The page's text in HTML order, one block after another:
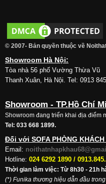
© 2007- Bản quyền thuộc về
Showroom Hà Nội:
Tòa nhà 56 phố Vường Thừa Vũ
Thanh Xuân, Hà Nội. Tel: 0913
Showroom - TP.Hồ Chí
Showroom đang triển khai địa điểm
Tel: 033 668 1899.
Đối với SOFA PHÒNG
Email:
Hotline: 024 6292 1890 /
Thời gian làm việc: Từ 8h30 - 21h
(*) Funika thương hiệu dẫn đầu